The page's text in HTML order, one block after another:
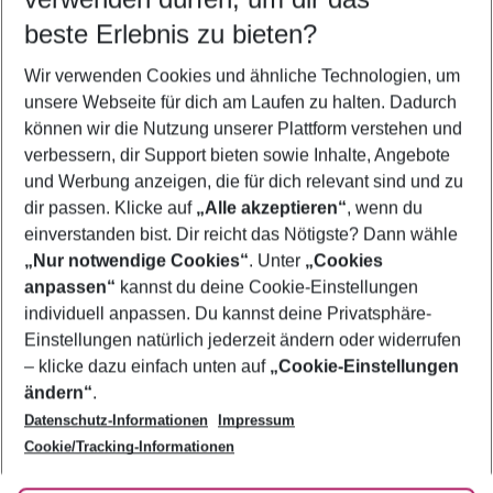
5-8 Nächte
2 Erwachsene Keine Kinder
Mehr Filter anzeigen
Footer
Footer navigation
Über uns
AGB
Bestpreisgarantie
Cookie-Einstellungen ändern
Cookie-Richtlinie
Agenturbetreuung
Barrierefreies Reisen
Folge uns
beste Erlebnis zu bieten?
Wir verwenden Cookies und ähnliche Technologien, um
unsere Webseite für dich am Laufen zu halten. Dadurch
können wir die Nutzung unserer Plattform verstehen und
verbessern, dir Support bieten sowie Inhalte, Angebote
und Werbung anzeigen, die für dich relevant sind und zu
dir passen. Klicke auf „Alle akzeptieren“, wenn du
einverstanden bist. Dir reicht das Nötigste? Dann wähle
„Nur notwendige Cookies“. Unter „Cookies
anpassen“ kannst du deine Cookie-Einstellungen
individuell anpassen. Du kannst deine Privatsphäre-
Einstellungen natürlich jederzeit ändern oder widerrufen
– klicke dazu einfach unten auf „Cookie-Einstellungen
ändern“.
Datenschutz-Informationen
Impressum
Cookie/Tracking-Informationen